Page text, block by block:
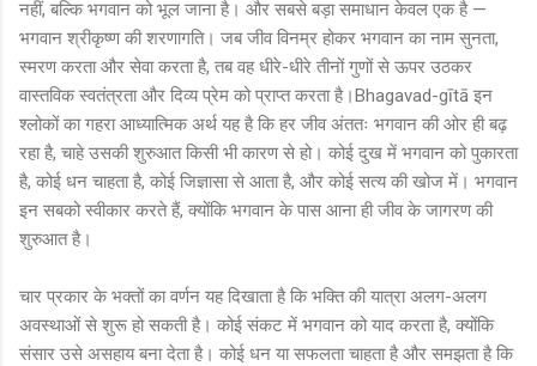
नहीं, बल्कि भगवान को भूल जाना है। और सबसे बड़ा समाधान केवल एक है —
भगवान श्रीकृष्ण की शरणागति। जब जीव विनम्र होकर भगवान का नाम सुनता,
स्मरण करता और सेवा करता है, तब वह धीरे-धीरे तीनों गुणों से ऊपर उठकर
वास्तविक स्वतंत्रता और दिव्य प्रेम को प्राप्त करता है।Bhagavad-gītā इन
श्लोकों का गहरा आध्यात्मिक अर्थ यह है कि हर जीव अंततः भगवान की ओर ही बढ़
रहा है, चाहे उसकी शुरुआत किसी भी कारण से हो। कोई दुख में भगवान को पुकारता
है, कोई धन चाहता है, कोई जिज्ञासा से आता है, और कोई सत्य की खोज में। भगवान
इन सबको स्वीकार करते हैं, क्योंकि भगवान के पास आना ही जीव के जागरण की
शुरुआत है।
चार प्रकार के भक्तों का वर्णन यह दिखाता है कि भक्ति की यात्रा अलग-अलग
अवस्थाओं से शुरू हो सकती है। कोई संकट में भगवान को याद करता है, क्योंकि
संसार उसे असहाय बना देता है। कोई धन या सफलता चाहता है और समझता है कि